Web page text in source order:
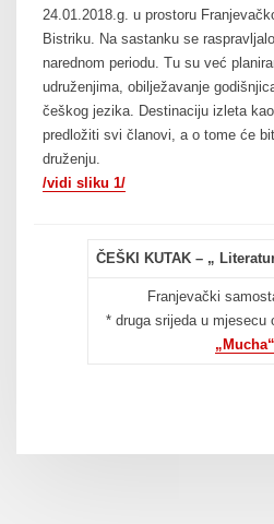
24.01.2018.g. u prostoru
Bistriku. Na sastanku se
narednom periodu. Tu su već
udruženjima, obilježavanje
češkog jezika. Destinaciju izleta
predložiti svi članovi, a o tome će
druženju.
/vidi sliku 1/
ČEŠKI KUTAK – „
Franjevački
* druga srijeda u mjesecu
„Mucha“